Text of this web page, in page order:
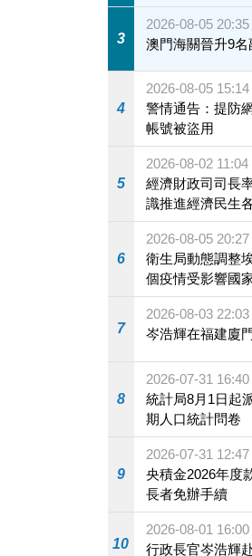
3
2026-08-05 20:35
澳門海關晉升9名
4
2026-08-05 15:14
警情通告：提防
帳號被盜用
5
2026-08-02 11:04
經濟財政司司長
識推進經濟民生
6
2026-08-05 20:27
衛生局動態調整
個疫情受影響國
施
7
2026-08-03 22:03
岑浩輝在福建廈
8
2026-07-31 16:40
統計局8月1日起派員上門 協助
期人口統計問卷
9
2026-07-31 12:47
央積金2026年度款項
長者免辦手續
10
2026-08-01 16:00
行政長官岑浩輝